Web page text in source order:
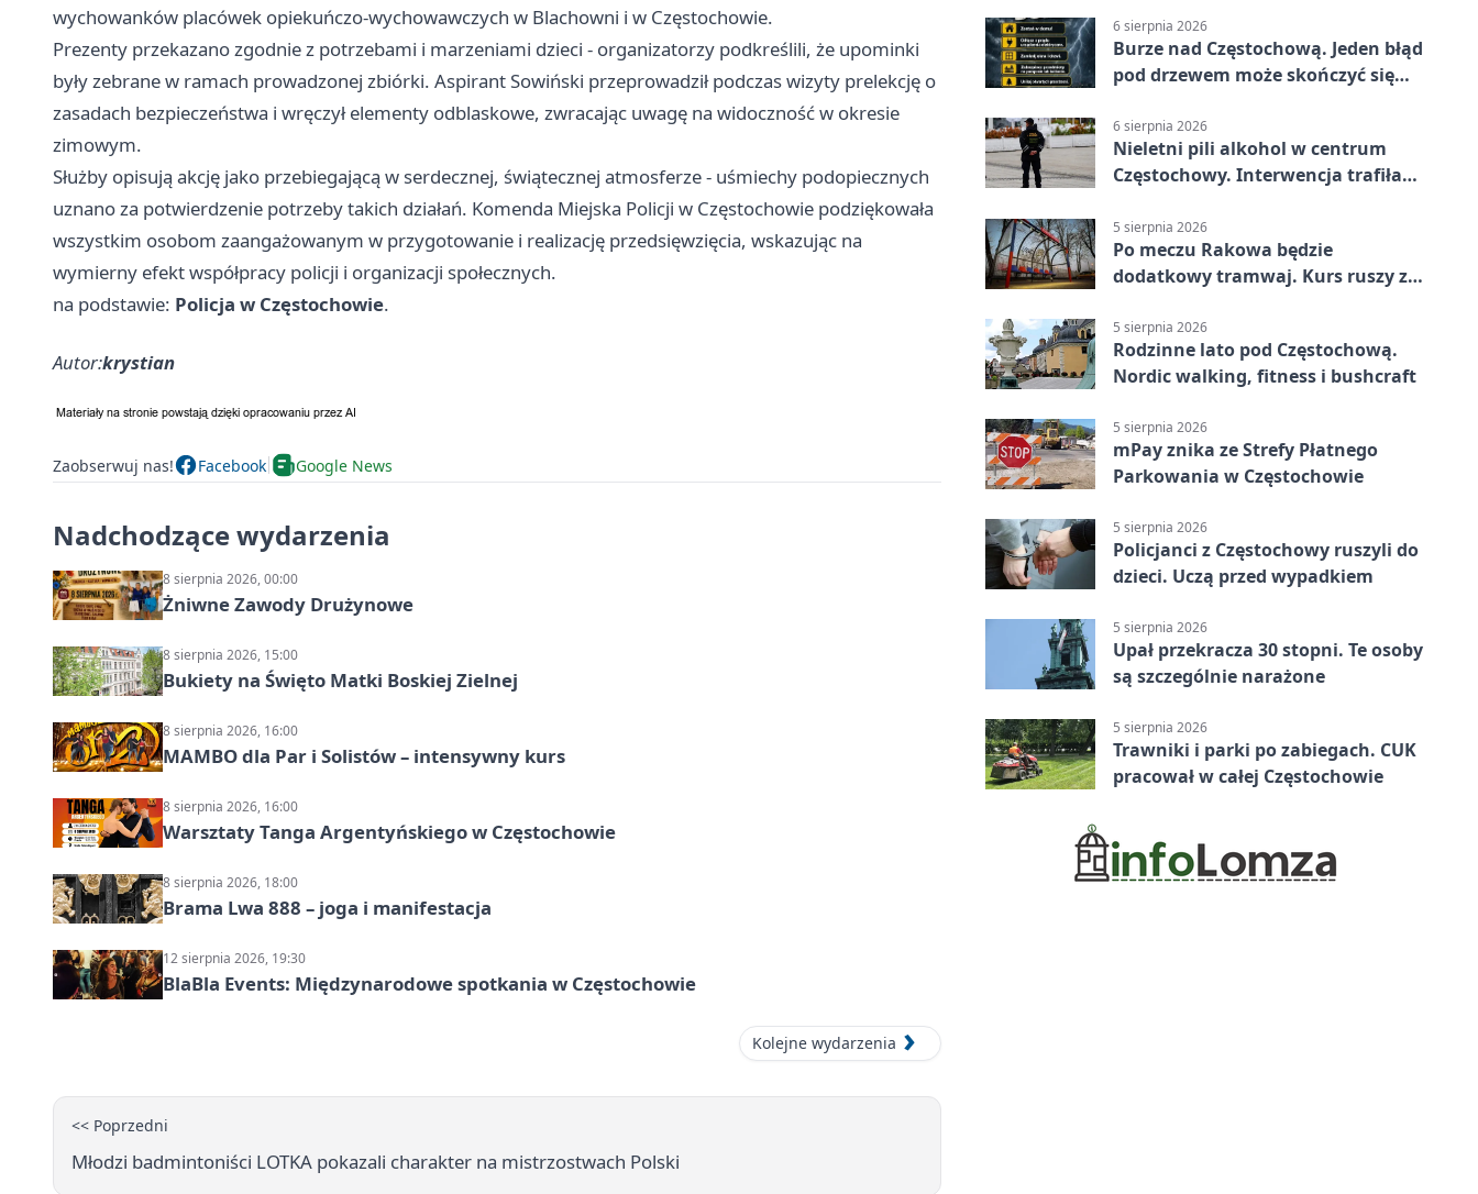
wychowanków placówek opiekuńczo-wychowawczych w Blachowni i w Częstochowie.
Prezenty przekazano zgodnie z potrzebami i marzeniami dzieci - organizatorzy podkreślili, że upominki
były zebrane w ramach prowadzonej zbiórki. Aspirant Sowiński przeprowadził podczas wizyty prelekcję o
zasadach bezpieczeństwa i wręczył elementy odblaskowe, zwracając uwagę na widoczność w okresie
zimowym.
Służby opisują akcję jako przebiegającą w serdecznej, świątecznej atmosferze - uśmiechy podopiecznych
uznano za potwierdzenie potrzeby takich działań. Komenda Miejska Policji w Częstochowie podziękowała
wszystkim osobom zaangażowanym w przygotowanie i realizację przedsięwzięcia, wskazując na
wymierny efekt współpracy policji i organizacji społecznych.
na podstawie: Policja w Częstochowie.
Autor:krystian
Zaobserwuj nas! Facebook Google News
Nadchodzące wydarzenia
8 sierpnia 2026, 00:00
Żniwne Zawody Drużynowe
8 sierpnia 2026, 15:00
Bukiety na Święto Matki Boskiej Zielnej
8 sierpnia 2026, 16:00
MAMBO dla Par i Solistów – intensywny kurs
8 sierpnia 2026, 16:00
Warsztaty Tanga Argentyńskiego w Częstochowie
8 sierpnia 2026, 18:00
Brama Lwa 888 – joga i manifestacja
12 sierpnia 2026, 19:30
BlaBla Events: Międzynarodowe spotkania w Częstochowie
Kolejne wydarzenia
<< Poprzedni
Młodzi badmintoniści LOTKA pokazali charakter na mistrzostwach Polski
6 sierpnia 2026
Burze nad Częstochową. Jeden błąd
pod drzewem może skończyć się
6 sierpnia 2026
Nieletni pili alkohol w centrum
Częstochowy. Interwencja trafiła
5 sierpnia 2026
Po meczu Rakowa będzie
dodatkowy tramwaj. Kurs ruszy ze
5 sierpnia 2026
Rodzinne lato pod Częstochową.
Nordic walking, fitness i bushcraft
5 sierpnia 2026
mPay znika ze Strefy Płatnego
Parkowania w Częstochowie
5 sierpnia 2026
Policjanci z Częstochowy ruszyli do
dzieci. Uczą przed wypadkiem
5 sierpnia 2026
Upał przekracza 30 stopni. Te osoby
są szczególnie narażone
5 sierpnia 2026
Trawniki i parki po zabiegach. CUK
pracował w całej Częstochowie